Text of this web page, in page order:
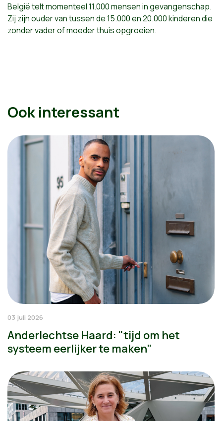
België telt momenteel 11.000 mensen in gevangenschap.
Zij zijn ouder van tussen de 15.000 en 20.000 kinderen die
zonder vader of moeder thuis opgroeien.
Ook interessant
03 juli 2026
Anderlechtse Haard: "tijd om het
systeem eerlijker te maken"